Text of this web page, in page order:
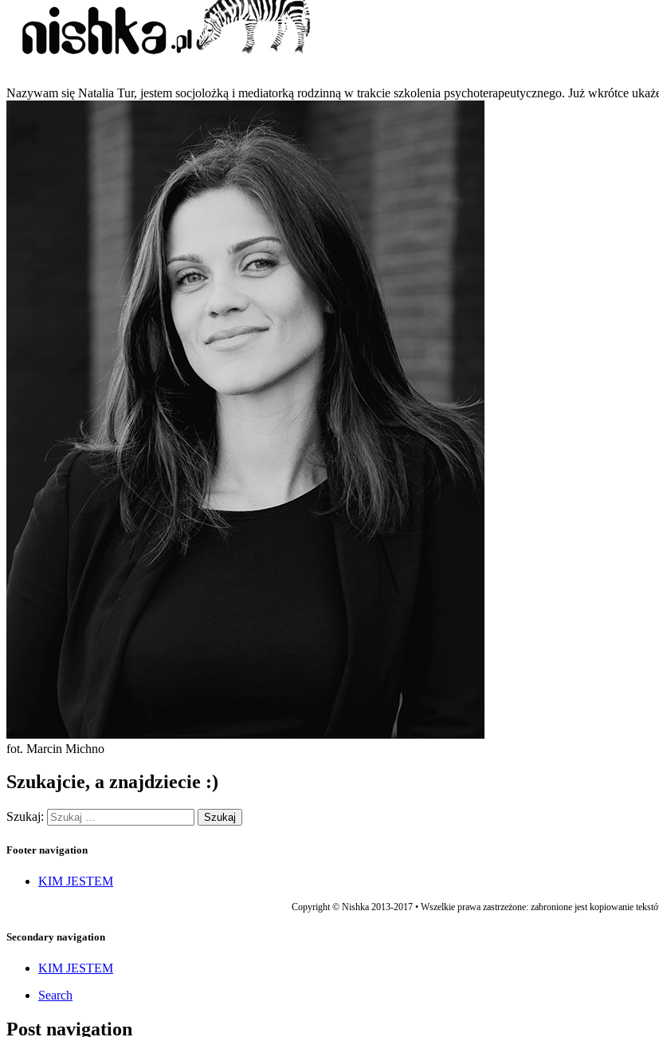
Nazywam się Natalia Tur, jestem socjolożką i mediatorką rodzinną w trakcie szkolenia psychoterapeutycznego. Już wkrótce
fot. Marcin Michno
Szukajcie, a znajdziecie :)
Szukaj:
Footer navigation
KIM JESTEM
Copyright © Nishka 2013-2017 • Wszelkie prawa zastrzeżone: zabronione jest kopiowanie
Secondary navigation
KIM JESTEM
Search
Post navigation